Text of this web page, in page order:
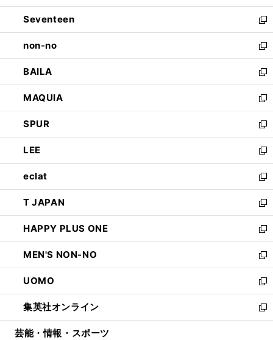
開
く
ウ
で
開
く
ン
ド
ウ
で
開
く
Seventeen
新
し
い
ウ
ィ
ン
ド
ウ
で
開
く
non-no
新
し
い
ウ
ィ
ン
ド
ウ
で
開
く
BAILA
新
し
い
ウ
ィ
ン
ド
ウ
で
開
く
MAQUIA
新
し
い
ウ
ィ
ン
ド
ウ
で
開
く
SPUR
新
し
い
ウ
ィ
ン
ド
ウ
で
開
く
LEE
新
し
い
ウ
ィ
ン
ド
ウ
で
開
く
eclat
新
し
い
ウ
ィ
ン
ド
ウ
で
開
く
T JAPAN
新
し
い
ウ
ィ
ン
ド
ウ
で
開
HAPPY PLUS ONE
新
し
い
ウ
ィ
ン
ド
ウ
MEN'S NON-NO
新
し
い
ウ
ィ
ン
UOMO
新
し
い
ウ
集英社オンライン
新
し
芸能・情報・スポーツ